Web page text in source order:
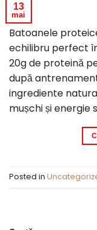
13
mai
Batoanele
echilibru perfect
20g de proteină
după
ingrediente
mușchi și energie
Posted in